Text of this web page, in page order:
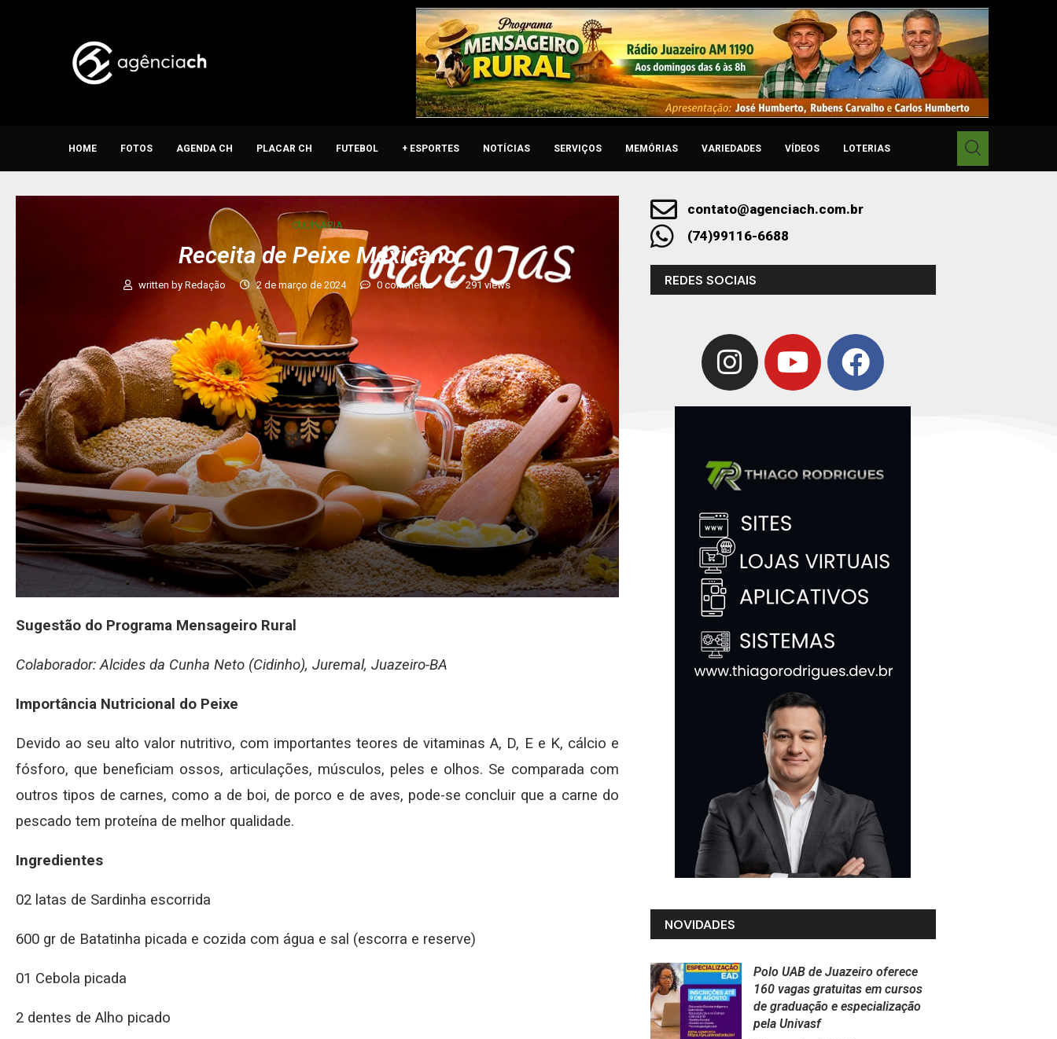
HOME FOTOS AGENDA CH PLACAR CH FUTEBOL + ESPORTES NOTÍCIAS SERVIÇOS MEMÓRIAS VARIEDADES VÍDEOS LOTERIAS
CULINÁRIA
Receita de Peixe Mexicano
written byRedação 2 de março de 2024 0 comments 291 views
Sugestão do Programa Mensageiro Rural
Colaborador: Alcides da Cunha Neto (Cidinho), Juremal, Juazeiro-BA
Importância Nutricional do Peixe
Devido ao seu alto valor nutritivo, com importantes teores de vitaminas A, D, E e K, cálcio e
fósforo, que beneficiam ossos, articulações, músculos, peles e olhos. Se comparada com
outros tipos de carnes, como a de boi, de porco e de aves, pode-se concluir que a carne do
pescado tem proteína de melhor qualidade.
Ingredientes
02 latas de Sardinha escorrida
600 gr de Batatinha picada e cozida com água e sal (escorra e reserve)
01 Cebola picada
2 dentes de Alho picado
contato@agenciach.com.br
(74)99116-6688
REDES SOCIAIS
NOVIDADES
Polo UAB de Juazeiro oferece
160 vagas gratuitas em cursos
de graduação e especialização
pela Univasf